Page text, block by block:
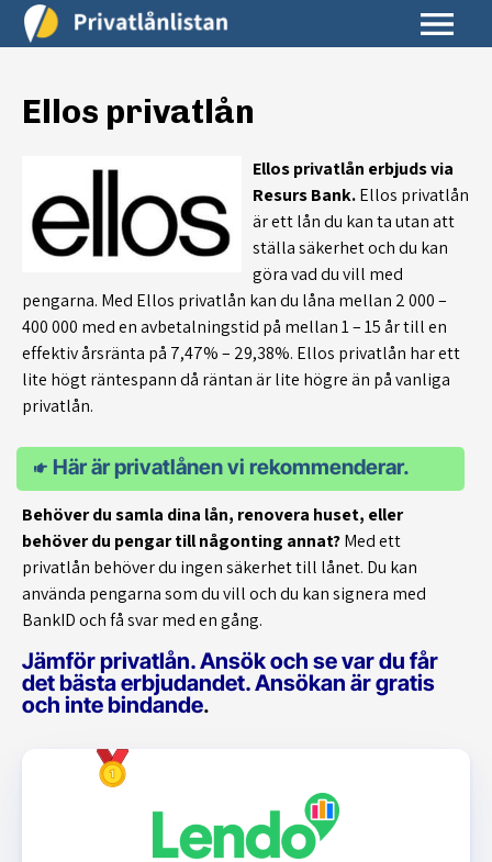
Ellos privatlån
Ellos privatlån erbjuds via
Resurs Bank.Ellos privatlån
är ett lån du kan ta utan att
ställa säkerhet och du kan
göra vad du vill med
pengarna. Med Ellos privatlån kan du låna mellan 2 000 –
400 000 med en avbetalningstid på mellan 1 – 15 år till en
effektiv årsränta på 7,47% – 29,38%. Ellos privatlån har ett
lite högt räntespann då räntan är lite högre än på vanliga
privatlån.
Här är privatlånen vi rekommenderar.
Behöver du samla dina lån, renovera huset, eller
behöver du pengar till någonting annat?Med ett
privatlån behöver du ingen säkerhet till lånet. Du kan
använda pengarna som du vill och du kan signera med
BankID och få svar med en gång.
Jämför privatlån. Ansök och se var du får
det bästa erbjudandet. Ansökan är gratis
och inte bindande.